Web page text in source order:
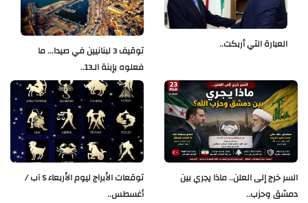
توقيف 3 لبنانيين في صيدا... ما
فعلوه بإبنة الـ13..
العبارة التي أربكت..
توقعات الأبراج ليوم الأربعاء 5 آب /
أغسطس..
السر خرج إلى العلن.. ماذا يجري بين
دمشق وحزب..